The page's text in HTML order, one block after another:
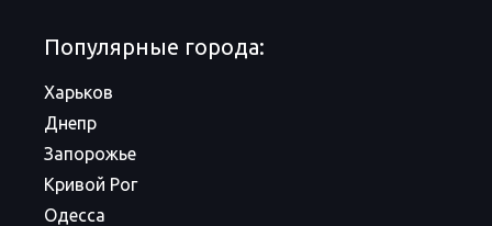
Популярные города:
Харьков
Днепр
Запорожье
Кривой Рог
Одесса